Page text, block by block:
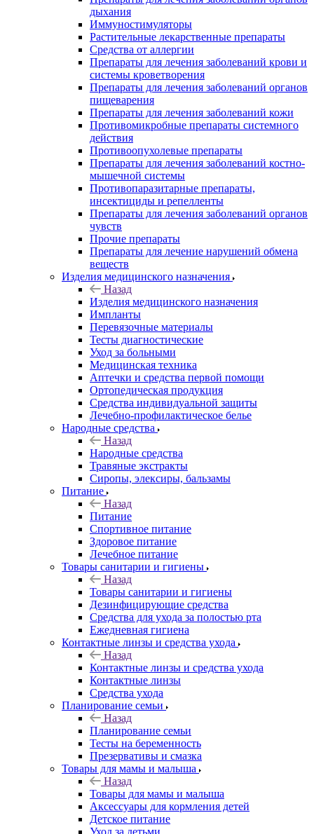
дыхания
Иммуностимуляторы
Растительные лекарственные препараты
Средства от аллергии
Препараты для лечения заболеваний крови и
системы кроветворения
Препараты для лечения заболеваний органов
пищеварения
Препараты для лечения заболеваний кожи
Противомикробные препараты системного
действия
Противоопухолевые препараты
Препараты для лечения заболеваний костно-
мышечной системы
Противопаразитарные препараты,
инсектициды и репелленты
Препараты для лечения заболеваний органов
чувств
Прочие препараты
Препараты для лечение нарушений обмена
веществ
Изделия медицинского назначения
Назад
Изделия медицинского назначения
Импланты
Перевязочные материалы
Тесты диагностические
Уход за больными
Медицинская техника
Аптечки и средства первой помощи
Ортопедическая продукция
Средства индивидуальной защиты
Лечебно-профилактическое белье
Народные средства
Назад
Народные средства
Травяные экстракты
Сиропы, элексиры, бальзамы
Питание
Назад
Питание
Спортивное питание
Здоровое питание
Лечебное питание
Товары санитарии и гигиены
Назад
Товары санитарии и гигиены
Дезинфицирующие средства
Средства для ухода за полостью рта
Ежедневная гигиена
Контактные линзы и средства ухода
Назад
Контактные линзы и средства ухода
Контактные линзы
Средства ухода
Планирование семьи
Назад
Планирование семьи
Тесты на беременность
Презервативы и смазка
Товары для мамы и малыша
Назад
Товары для мамы и малыша
Аксессуары для кормления детей
Детское питание
Уход за детьми